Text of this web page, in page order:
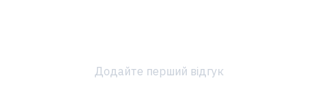
Додайте перший відгук